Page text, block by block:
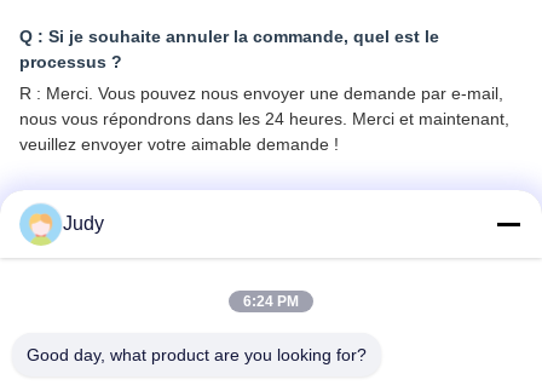
Q : Si je souhaite annuler la commande, quel est le
processus ?
R : Merci. Vous pouvez nous envoyer une demande par e-mail,
nous vous répondrons dans les 24 heures. Merci et maintenant,
veuillez envoyer votre aimable demande !
Balises:
Judy
6:24 PM
Good day, what product are you looking for?